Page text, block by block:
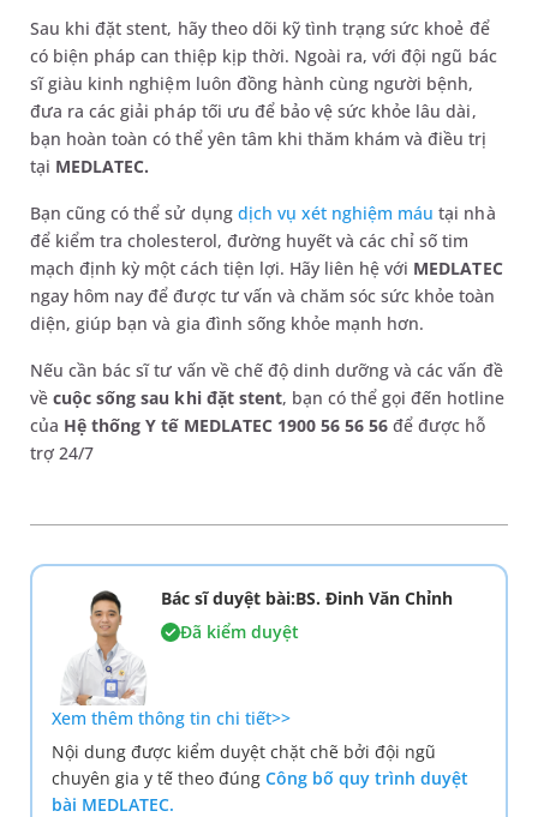
Sau khi đặt stent, hãy theo dõi kỹ tình trạng sức khoẻ để
có biện pháp can thiệp kịp thời. Ngoài ra, với đội ngũ bác
sĩ giàu kinh nghiệm luôn đồng hành cùng người bệnh,
đưa ra các giải pháp tối ưu để bảo vệ sức khỏe lâu dài,
bạn hoàn toàn có thể yên tâm khi thăm khám và điều trị
tại MEDLATEC.
Bạn cũng có thể sử dụng dịch vụ xét nghiệm máu tại nhà
để kiểm tra cholesterol, đường huyết và các chỉ số tim
mạch định kỳ một cách tiện lợi. Hãy liên hệ với MEDLATEC
ngay hôm nay để được tư vấn và chăm sóc sức khỏe toàn
diện, giúp bạn và gia đình sống khỏe mạnh hơn.
Nếu cần bác sĩ tư vấn về chế độ dinh dưỡng và các vấn đề
vềcuộc sống sau khi đặt stent, bạn có thể gọi đến hotline
của Hệ thống Y tế MEDLATEC 1900 56 56 56 để được hỗ
trợ 24/7
Bác sĩ duyệt bài:BS. Đinh Văn Chỉnh
Đã kiểm duyệt
Xem thêm thông tin chi tiết>>
Nội dung được kiểm duyệt chặt chẽ bởi đội ngũ
chuyên gia y tế theo đúng Công bố quy trình duyệt
bài MEDLATEC.